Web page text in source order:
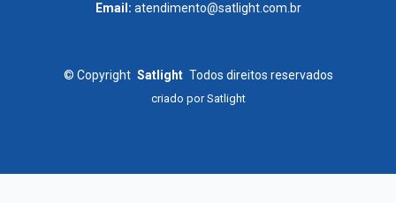
Email: atendimento@satlight.com.br
© Copyright Satlight Todos direitos reservados
criado porSatlight